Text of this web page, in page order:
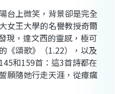
上微笑，背景卻是完全
女王大學的名譽教授奇爾
現，達文西的靈感，極可
《頌歌》（1.22），以及
和159首：這3首詩都在
願隨她行走天涯，從瘴癘